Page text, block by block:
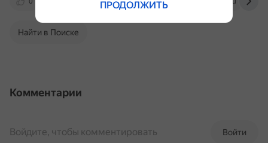
Найти в Поиске
Комментарии
Войти
Войдите, чтобы комментировать
ПРОДОЛЖИТЬ